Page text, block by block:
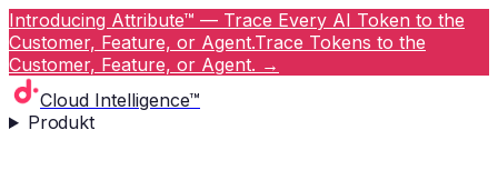
Introducing Attribute™ — Trace Every AI Token to the
Customer, Feature, or Agent.Trace Tokens to the
Customer, Feature, or Agent. →
Cloud Intelligence™
Produkt